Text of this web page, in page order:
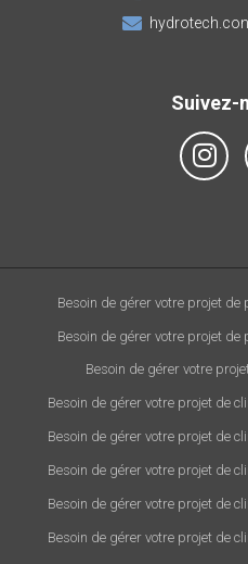
Suivez-
Besoin de gérer votre projet
Besoin de gérer votre projet
Besoin de gérer votre
Besoin de gérer votre projet de
Besoin de gérer votre projet de
Besoin de gérer votre projet de
Besoin de gérer votre projet de
Besoin de gérer votre projet de